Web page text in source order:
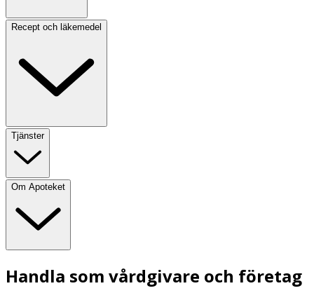
Recept och läkemedel
Tjänster
Om Apoteket
Handla som vårdgivare och företag